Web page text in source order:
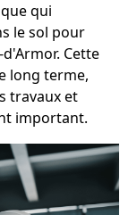
qui
le sol pour
Cette
long terme,
travaux et
important.